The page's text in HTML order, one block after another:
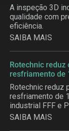
A inspeção 3D
qualidade com
eficiência.
SAIBA MAIS
Rotechnic
resfriamento de
Rotechnic reduz
resfriamento de
industrial FFF e
SAIBA MAIS